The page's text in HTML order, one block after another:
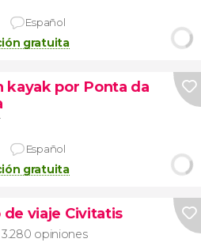
Español
gratuita
kayak por Ponta da
Español
gratuita
de viaje Civitatis
3.280 opiniones